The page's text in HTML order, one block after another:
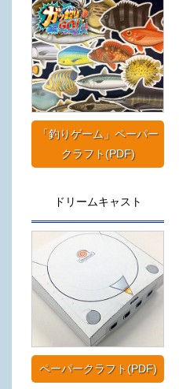
「釣りゲーム」ペーパー
クラフト(PDF)
ドリームキャスト
ペーパークラフト(PDF)